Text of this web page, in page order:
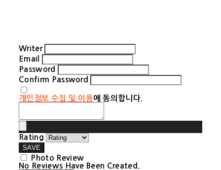
Writer
Email
Password
Confirm Password
개인정보 수집 및 이용에 동의합니다.
Rating
SAVE
Photo Review
No Reviews Have Been Created.